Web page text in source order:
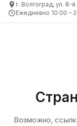
г. Волгоград, ул. 8-
Ежедневно 10:00 –
Возможно,